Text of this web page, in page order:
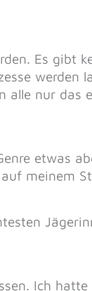
Es gibt
werden
alle nur das
etwas
meinem
Ich